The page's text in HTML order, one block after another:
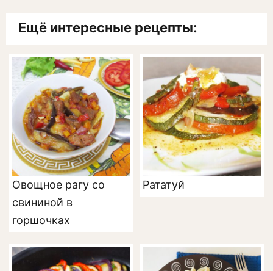
Ещё интересные рецепты:
Овощное рагу со
свининой в
горшочках
Рататуй